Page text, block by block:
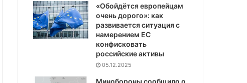
«Обойдётся европейцам
очень дорого»: как
развивается ситуация с
намерением ЕС
конфисковать
российские активы
05.12.2025
Минобороны сообщило о